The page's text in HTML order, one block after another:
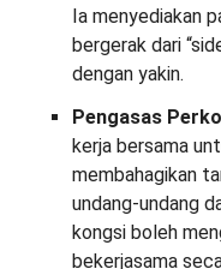
Ia menyediakan
bergerak dari
dengan yakin.
Pengasas
kerja bersama
membahagikan
undang-undang
kongsi boleh
bekerjasama